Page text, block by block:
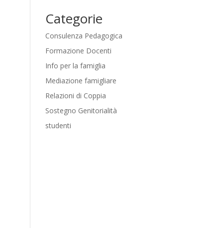
Categorie
Consulenza Pedagogica
Formazione Docenti
Info per la famiglia
Mediazione famigliare
Relazioni di Coppia
Sostegno Genitorialità
studenti